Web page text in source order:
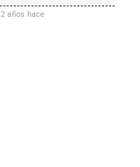
2 años hace